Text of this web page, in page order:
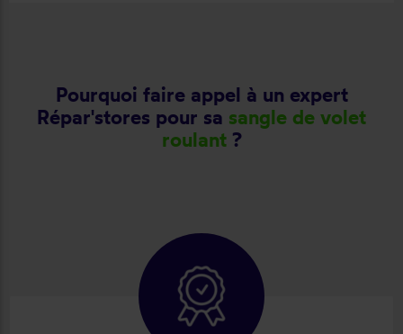
Pourquoi faire appel à un expert
Répar'stores pour sa sangle de volet
roulant?